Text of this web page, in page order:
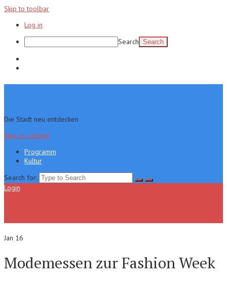
Skip to toolbar
Log in
Search
Die Stadt neu entdecken
Skip to content
Programm
Kultur
Search for:
Login
Jan 16
Modemessen zur Fashion Week